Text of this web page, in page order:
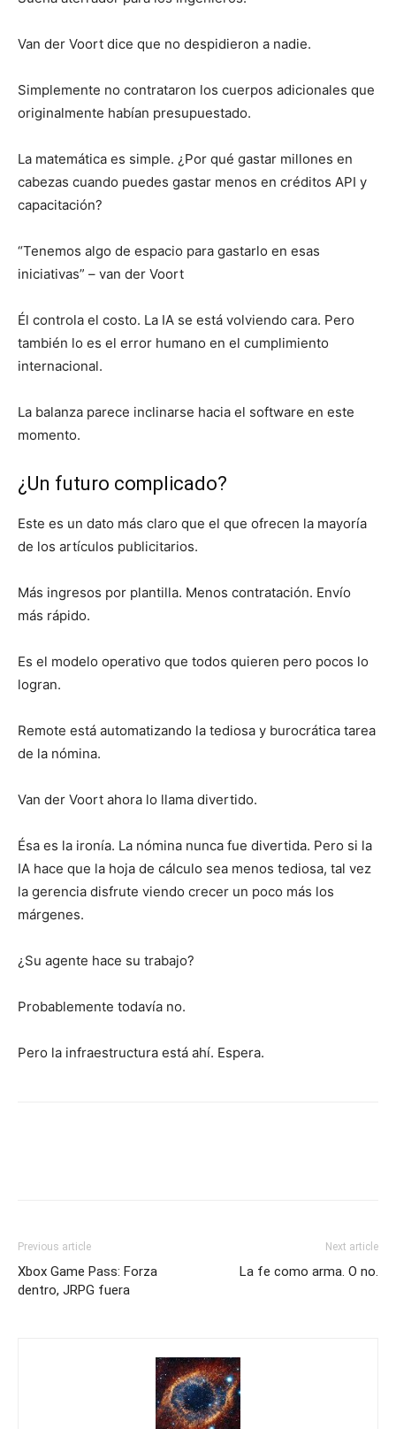
Van der Voort dice que no despidieron a nadie.
Simplemente no contrataron los cuerpos adicionales que
originalmente habían presupuestado.
La matemática es simple. ¿Por qué gastar millones en
cabezas cuando puedes gastar menos en créditos API y
capacitación?
“Tenemos algo de espacio para gastarlo en esas
iniciativas” – van der Voort
Él controla el costo. La IA se está volviendo cara. Pero
también lo es el error humano en el cumplimiento
internacional.
La balanza parece inclinarse hacia el software en este
momento.
¿Un futuro complicado?
Este es un dato más claro que el que ofrecen la mayoría
de los artículos publicitarios.
Más ingresos por plantilla. Menos contratación. Envío
más rápido.
Es el modelo operativo que todos quieren pero pocos lo
logran.
Remote está automatizando la tediosa y burocrática tarea
de la nómina.
Van der Voort ahora lo llama divertido.
Ésa es la ironía. La nómina nunca fue divertida. Pero si la
IA hace que la hoja de cálculo sea menos tediosa, tal vez
la gerencia disfrute viendo crecer un poco más los
márgenes.
¿Su agente hace su trabajo?
Probablemente todavía no.
Pero la infraestructura está ahí. Espera.
Previous article
Xbox Game Pass: Forza
dentro, JRPG fuera
Next article
La fe como arma. O no.